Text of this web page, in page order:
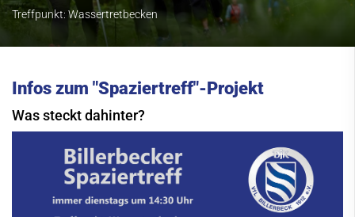
Treffpunkt: Wassertretbecken
Infos zum "Spaziertreff"-Projekt
Was steckt dahinter?
Sport Info NRW News-App
Sportangebot
Kursangebot
Service